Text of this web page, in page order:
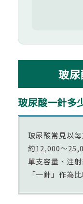
玻
玻尿酸一針多
玻尿酸常見以
約12,000～
單支容量、注
「一針」作為